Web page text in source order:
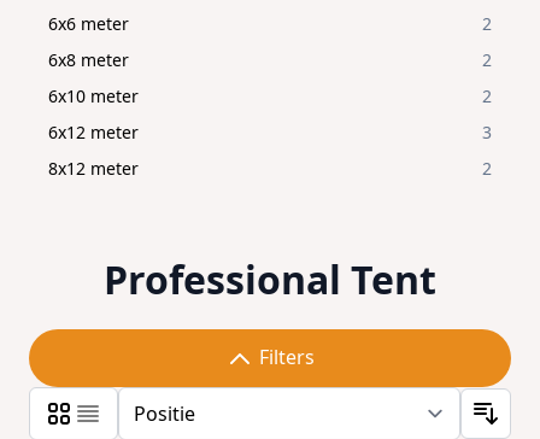
6x6 meter
2
6x8 meter
2
6x10 meter
2
6x12 meter
3
8x12 meter
2
Professional Tent
Filters